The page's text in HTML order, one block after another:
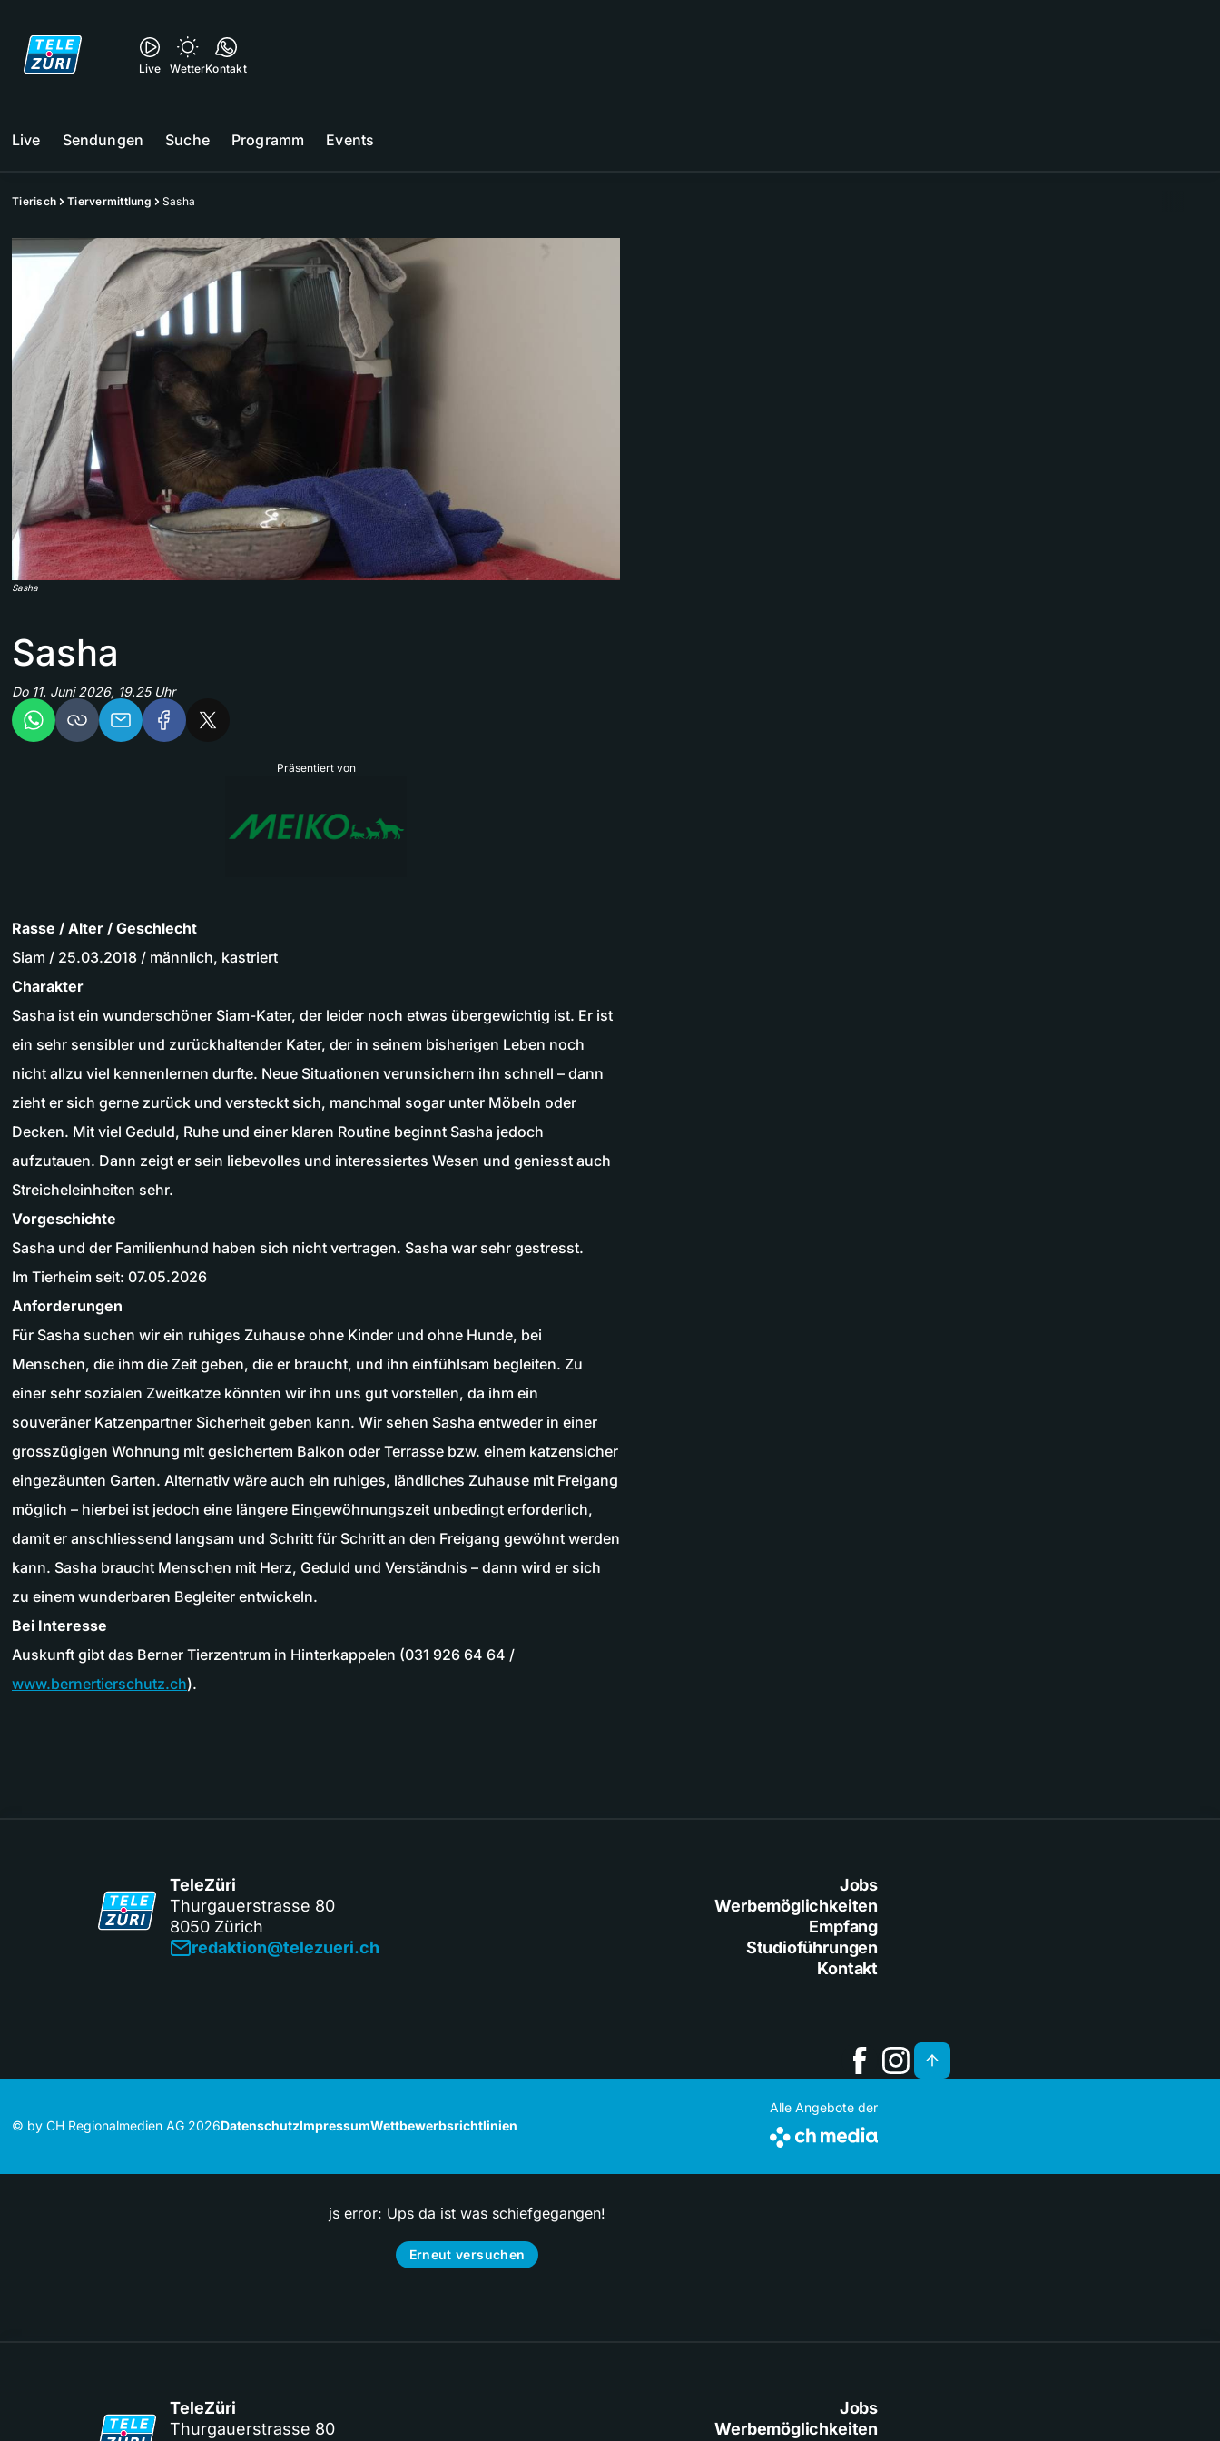
Live WetterKontakt
Live Sendungen Suche Programm Events
Tierisch Tiervermittlung Sasha
Sasha
Sasha
Do 11. Juni 2026, 19.25 Uhr
Präsentiert von
Rasse / Alter / Geschlecht
Siam / 25.03.2018 / männlich, kastriert
Charakter
Sasha ist ein wunderschöner Siam-Kater, der leider noch etwas übergewichtig ist. Er ist
ein sehr sensibler und zurückhaltender Kater, der in seinem bisherigen Leben noch
nicht allzu viel kennenlernen durfte. Neue Situationen verunsichern ihn schnell – dann
zieht er sich gerne zurück und versteckt sich, manchmal sogar unter Möbeln oder
Decken. Mit viel Geduld, Ruhe und einer klaren Routine beginnt Sasha jedoch
aufzutauen. Dann zeigt er sein liebevolles und interessiertes Wesen und geniesst auch
Streicheleinheiten sehr.
Vorgeschichte
Sasha und der Familienhund haben sich nicht vertragen. Sasha war sehr gestresst.
Im Tierheim seit: 07.05.2026
Anforderungen
Für Sasha suchen wir ein ruhiges Zuhause ohne Kinder und ohne Hunde, bei
Menschen, die ihm die Zeit geben, die er braucht, und ihn einfühlsam begleiten. Zu
einer sehr sozialen Zweitkatze könnten wir ihn uns gut vorstellen, da ihm ein
souveräner Katzenpartner Sicherheit geben kann. Wir sehen Sasha entweder in einer
grosszügigen Wohnung mit gesichertem Balkon oder Terrasse bzw. einem katzensicher
eingezäunten Garten. Alternativ wäre auch ein ruhiges, ländliches Zuhause mit Freigang
möglich – hierbei ist jedoch eine längere Eingewöhnungszeit unbedingt erforderlich,
damit er anschliessend langsam und Schritt für Schritt an den Freigang gewöhnt werden
kann. Sasha braucht Menschen mit Herz, Geduld und Verständnis – dann wird er sich
zu einem wunderbaren Begleiter entwickeln.
Bei Interesse
Auskunft gibt das Berner Tierzentrum in Hinterkappelen (031 926 64 64 /
www.bernertierschutz.ch).
TeleZüri
Thurgauerstrasse 80
8050 Zürich
redaktion@telezueri.ch
Jobs
Werbemöglichkeiten
Empfang
Studioführungen
Kontakt
© by CH Regionalmedien AG 2026DatenschutzImpressumWettbewerbsrichtlinien
Alle Angebote der
js error: Ups da ist was schiefgegangen!
Erneut versuchen
TeleZüri
Thurgauerstrasse 80
Jobs
Werbemöglichkeiten